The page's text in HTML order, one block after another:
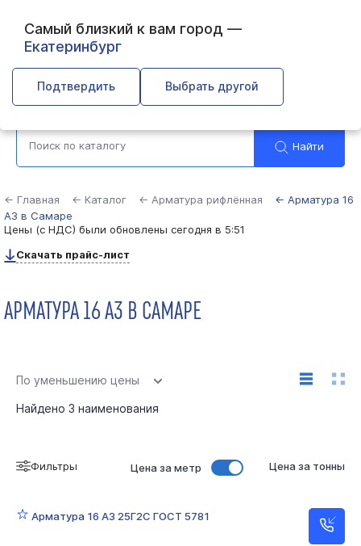
Самый близкий к вам город —
Екатеринбург
Подтвердить Выбрать другой
Самара
Найти
← Главная ← Каталог ← Арматура рифлённая
← Арматура 16
А3 в Самаре
Цены (с НДС) были обновлены сегодня в 5:51
Скачать прайс-лист
АРМАТУРА 16 А3 В САМАРЕ
По уменьшению цены
Найдено 3 наименования
Фильтры Цена за метр Цена за тонны
Арматура 16 А3 25Г2С ГОСТ 5781